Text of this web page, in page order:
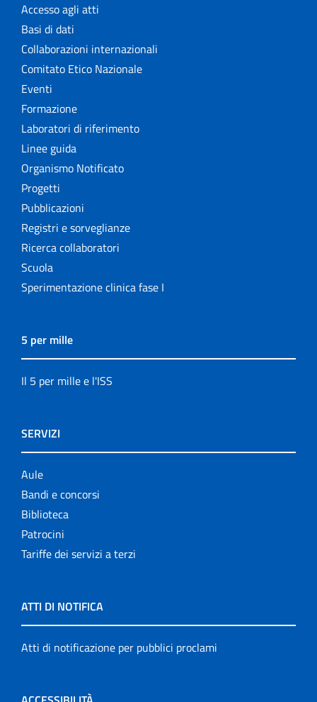
Accesso agli atti
Basi di dati
Collaborazioni internazionali
Comitato Etico Nazionale
Eventi
Formazione
Laboratori di riferimento
Linee guida
Organismo Notificato
Progetti
Pubblicazioni
Registri e sorveglianze
Ricerca collaboratori
Scuola
Sperimentazione clinica fase I
5 per mille
Il 5 per mille e l'ISS
SERVIZI
Aule
Bandi e concorsi
Biblioteca
Patrocini
Tariffe dei servizi a terzi
ATTI DI NOTIFICA
Atti di notificazione per pubblici proclami